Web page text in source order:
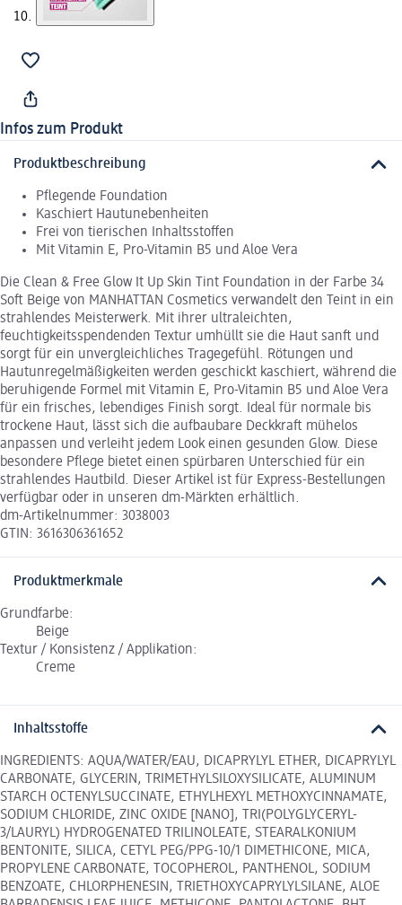
Infos zum Produkt
Produktbeschreibung
Pflegende Foundation
Kaschiert Hautunebenheiten
Frei von tierischen Inhaltsstoffen
Mit Vitamin E, Pro-Vitamin B5 und Aloe Vera
Die Clean & Free Glow It Up Skin Tint Foundation in der Farbe 34
Soft Beige von MANHATTAN Cosmetics verwandelt den Teint in ein
strahlendes Meisterwerk. Mit ihrer ultraleichten,
feuchtigkeitsspendenden Textur umhüllt sie die Haut sanft und
sorgt für ein unvergleichliches Tragegefühl. Rötungen und
Hautunregelmäßigkeiten werden geschickt kaschiert, während die
beruhigende Formel mit Vitamin E, Pro-Vitamin B5 und Aloe Vera
für ein frisches, lebendiges Finish sorgt. Ideal für normale bis
trockene Haut, lässt sich die aufbaubare Deckkraft mühelos
anpassen und verleiht jedem Look einen gesunden Glow. Diese
besondere Pflege bietet einen spürbaren Unterschied für ein
strahlendes Hautbild. Dieser Artikel ist für Express-Bestellungen
verfügbar oder in unseren dm-Märkten erhältlich.
dm-Artikelnummer: 3038003
GTIN: 3616306361652
Produktmerkmale
Grundfarbe:
Beige
Textur / Konsistenz / Applikation:
Creme
Inhaltsstoffe
INGREDIENTS: AQUA/WATER/EAU, DICAPRYLYL ETHER, DICAPRYLYL
CARBONATE, GLYCERIN, TRIMETHYLSILOXYSILICATE, ALUMINUM
STARCH OCTENYLSUCCINATE, ETHYLHEXYL METHOXYCINNAMATE,
SODIUM CHLORIDE, ZINC OXIDE [NANO], TRI(POLYGLYCERYL-
3/LAURYL) HYDROGENATED TRILINOLEATE, STEARALKONIUM
BENTONITE, SILICA, CETYL PEG/PPG-10/1 DIMETHICONE, MICA,
PROPYLENE CARBONATE, TOCOPHEROL, PANTHENOL, SODIUM
BENZOATE, CHLORPHENESIN, TRIETHOXYCAPRYLYLSILANE, ALOE